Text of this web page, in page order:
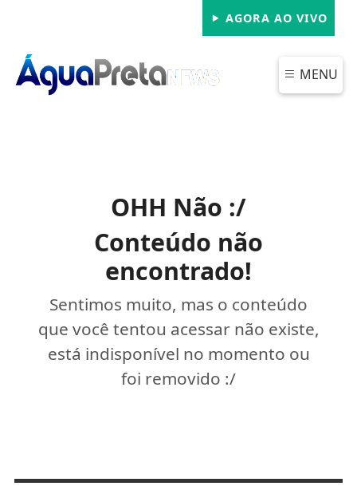
AGORA AO VIVO
MENU
OHH Não :/
Conteúdo não
encontrado!
Sentimos muito, mas o conteúdo
que você tentou acessar não existe,
está indisponível no momento ou
foi removido :/